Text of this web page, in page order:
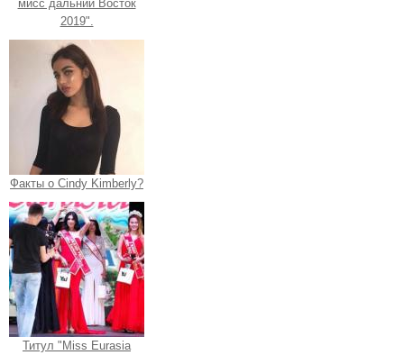
мисс дальний Восток
2019".
Факты о Cindy Kimberly?
Титул "Miss Eurasia